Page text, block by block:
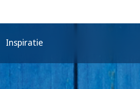
Inspiratie